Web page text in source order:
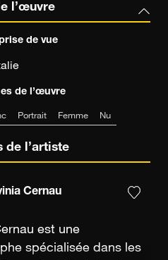
l’œuvre
de vue
de l’œuvre
Portrait Femme Nu
de l’artiste
Cernau
est une
spécialisée dans les